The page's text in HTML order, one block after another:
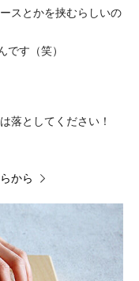
スとかを挟むらしいの
です（笑）
落としてください！
から